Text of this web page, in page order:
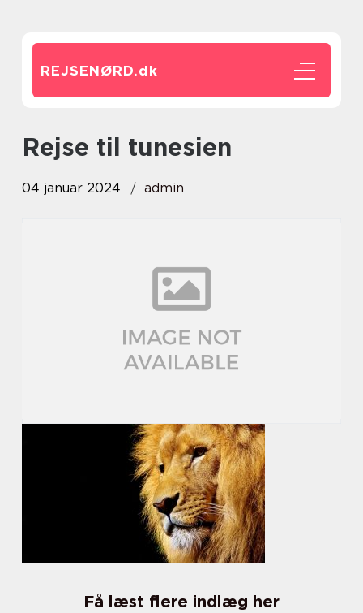
REJSENØRD.dk
rejse til tunesien
04 januar 2024 admin
Få læst flere indlæg her